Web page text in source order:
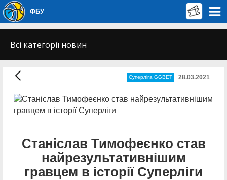
ФБУ
Всі категорії новин
Суперліга GGBET 28.03.2021
Станіслав Тимофеєнко став
найрезультативнішим
гравцем в історії Суперліги